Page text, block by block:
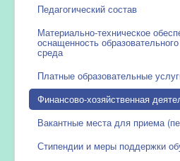
Педагогический состав
Материально-техническое
оснащенность
среда
Платные образовательные
Финансово-хозяйственная
Вакантные места для приема
Стипендии и меры поддержки